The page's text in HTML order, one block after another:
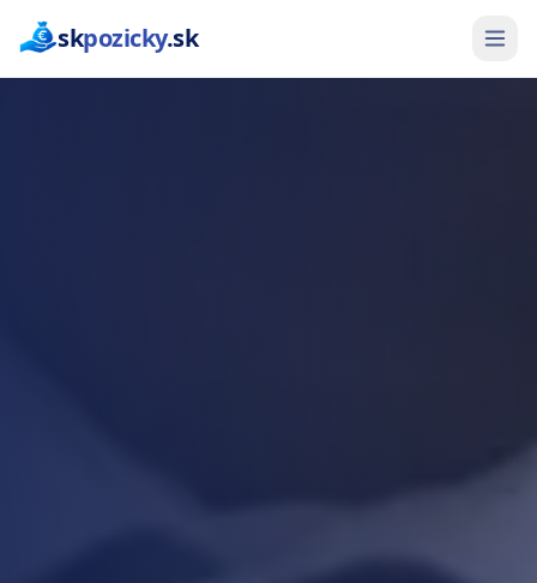
skpozicky.sk